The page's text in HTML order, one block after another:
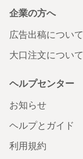
企業の方へ
広告出稿について
大口注文について
ヘルプセンター
お知らせ
ヘルプとガイド
利用規約